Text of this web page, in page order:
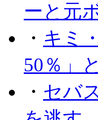
ーと元
・ キミ
50％」
・ セバ